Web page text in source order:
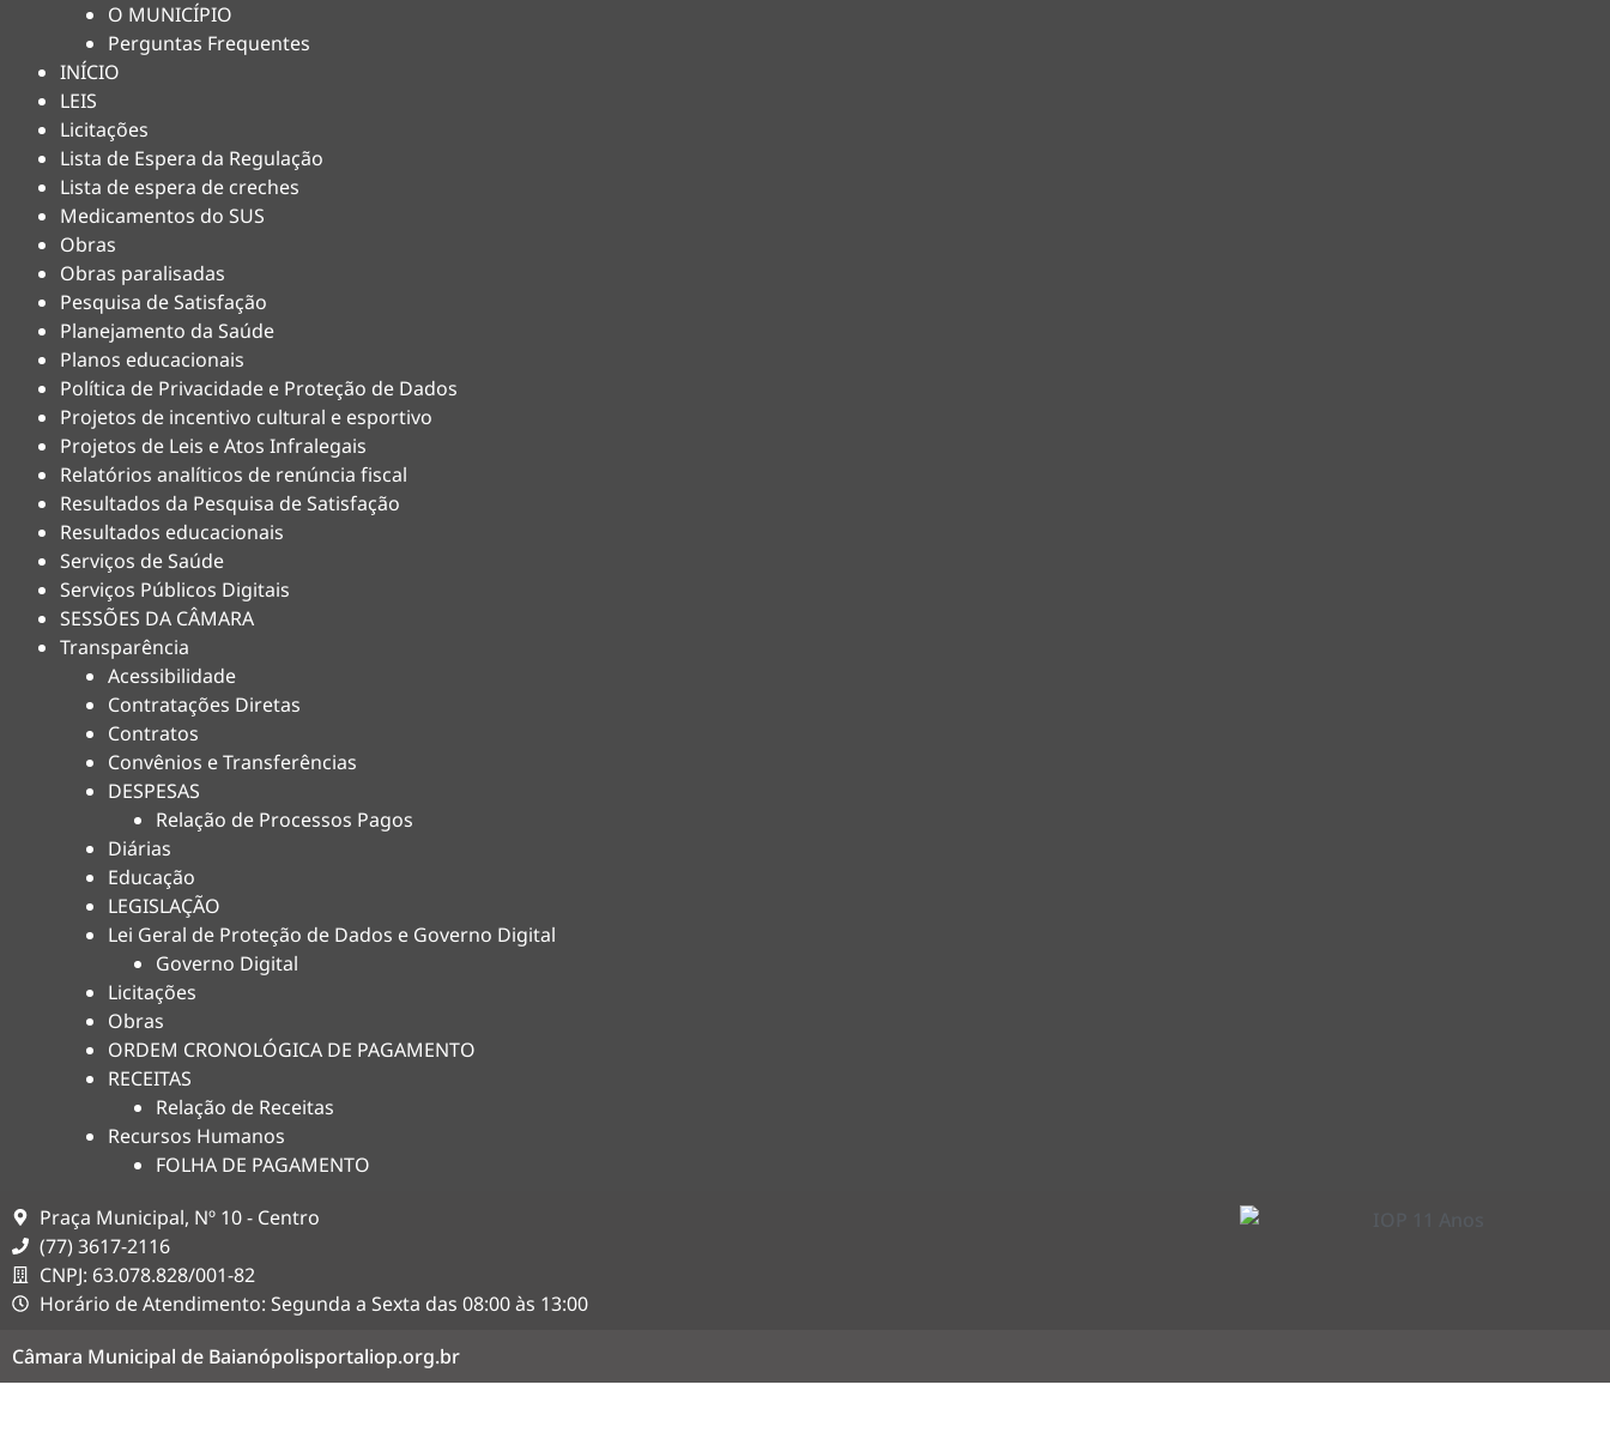
O MUNICÍPIO
Perguntas Frequentes
INÍCIO
LEIS
Licitações
Lista de Espera da Regulação
Lista de espera de creches
Medicamentos do SUS
Obras
Obras paralisadas
Pesquisa de Satisfação
Planejamento da Saúde
Planos educacionais
Política de Privacidade e Proteção de Dados
Projetos de incentivo cultural e esportivo
Projetos de Leis e Atos Infralegais
Relatórios analíticos de renúncia fiscal
Resultados da Pesquisa de Satisfação
Resultados educacionais
Serviços de Saúde
Serviços Públicos Digitais
SESSÕES DA CÂMARA
Transparência
Acessibilidade
Contratações Diretas
Contratos
Convênios e Transferências
DESPESAS
Relação de Processos Pagos
Diárias
Educação
LEGISLAÇÃO
Lei Geral de Proteção de Dados e Governo Digital
Governo Digital
Licitações
Obras
ORDEM CRONOLÓGICA DE PAGAMENTO
RECEITAS
Relação de Receitas
Recursos Humanos
FOLHA DE PAGAMENTO
Praça Municipal, Nº 10 - Centro
(77) 3617-2116
CNPJ: 63.078.828/001-82
Horário de Atendimento: Segunda a Sexta das 08:00 às 13:00
Câmara Municipal de Baianópolisportaliop.org.br